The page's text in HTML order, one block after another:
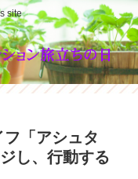
site
「アシュタ
し、行動する